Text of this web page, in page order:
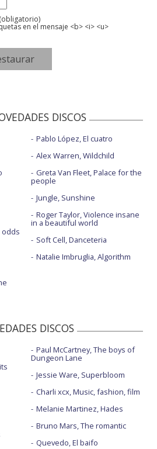
en el mensaje <b> <i> <u>
DISCOS
odds
Pablo López, El cuatro
Alex Warren, Wildchild
Greta Van Fleet, Palace for the
people
Jungle, Sunshine
Roger Taylor, Violence insane
in a beautiful world
Soft Cell, Danceteria
Natalie Imbruglia, Algorithm
DISCOS
Paul McCartney, The boys of
Dungeon Lane
Jessie Ware, Superbloom
Charli xcx, Music, fashion, film
Melanie Martinez, Hades
Bruno Mars, The romantic
Quevedo, El baifo